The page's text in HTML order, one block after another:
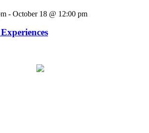
- October 18 @ 12:00 pm